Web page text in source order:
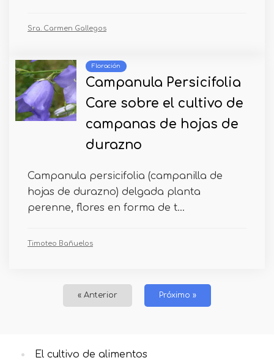
Sra. Carmen Gallegos
Floración
Campanula Persicifolia
Care sobre el cultivo de
campanas de hojas de
durazno
Campanula persicifolia (campanilla de
hojas de durazno) delgada planta
perenne, flores en forma de t...
Timoteo Bañuelos
« Anterior Próximo »
El cultivo de alimentos